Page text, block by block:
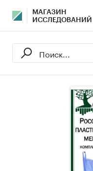
МАГАЗИН
ИССЛЕДОВАНИЙ